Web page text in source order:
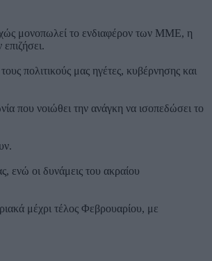
μονοπωλεί το ενδιαφέρον των ΜΜΕ, η
πολιτικούς μας ηγέτες, κυβέρνησης και
που νοιώθει την ανάγκη να ισοπεδώσει το
ενώ οι δυνάμεις του ακραίου
μέχρι τέλος Φεβρουαρίου, με